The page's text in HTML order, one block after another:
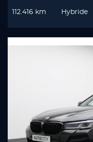
112.416 km Hybride